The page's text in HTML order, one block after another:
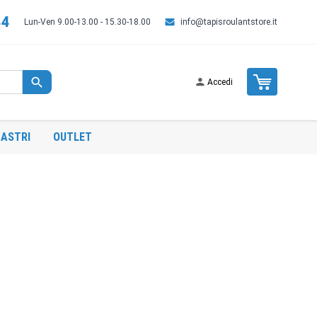
Lun-Ven 9.00-13.00 - 15.30-18.00 info@tapisroulantstore.it
Accedi Cart
OUTLET